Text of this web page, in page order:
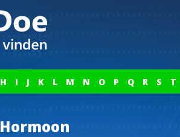
H I J K L M N O P Q R S T
Hormoon